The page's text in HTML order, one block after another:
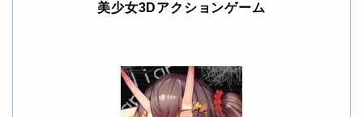
美少女3Dアクションゲーム